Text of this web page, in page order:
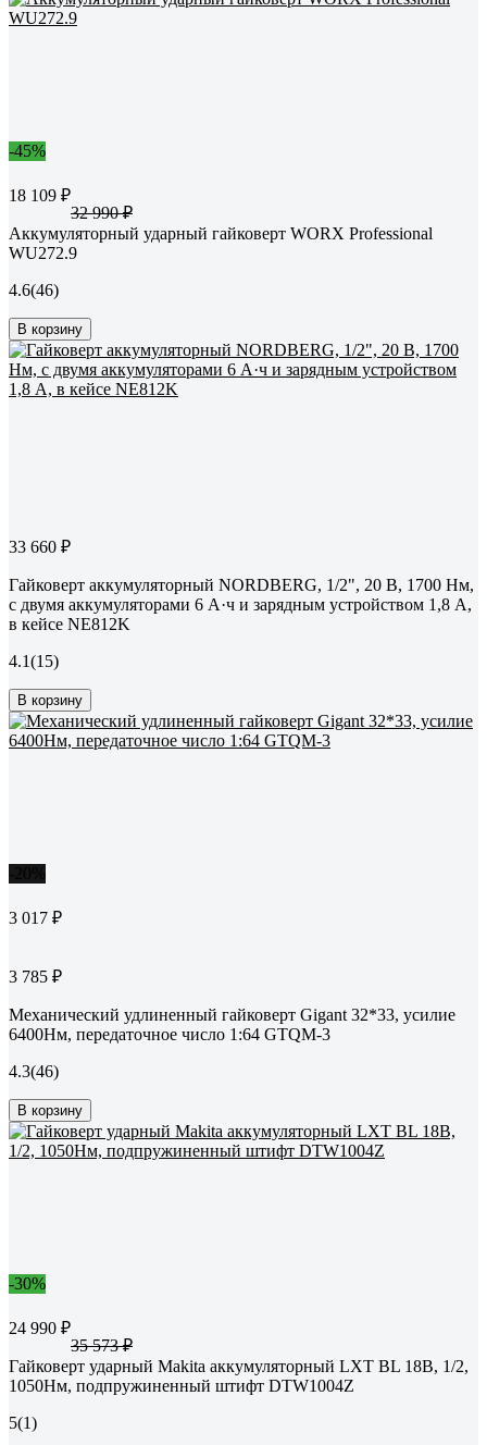
-45%
18 109 ₽
32 990 ₽
Аккумуляторный ударный гайковерт WORX Professional
WU272.9
4.6(46)
В корзину
33 660 ₽
Гайковерт аккумуляторный NORDBERG, 1/2", 20 В, 1700 Нм,
с двумя аккумуляторами 6 А·ч и зарядным устройством 1,8 А,
в кейсе NE812K
4.1(15)
В корзину
3 017 ₽
3 785 ₽
Механический удлиненный гайковерт Gigant 32*33, усилие
6400Нм, передаточное число 1:64 GTQM-3
4.3(46)
В корзину
-30%
24 990 ₽
35 573 ₽
Гайковерт ударный Makita аккумуляторный LXT BL 18В, 1/2,
1050Нм, подпружиненный штифт DTW1004Z
5(1)